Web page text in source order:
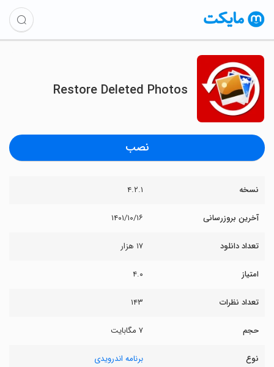
Restore Deleted Photos
نصب
نسخه ۴.۲.۱
آخرین بروزرسانی ۱۴۰۱/۱۰/۱۶
تعداد دانلود ۱۷ هزار
امتیاز ۴.۰
تعداد نظرات ۱۴۳
حجم ۷ مگابایت
نوع برنامه اندرویدی